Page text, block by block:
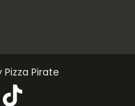
Pirate
TikTok